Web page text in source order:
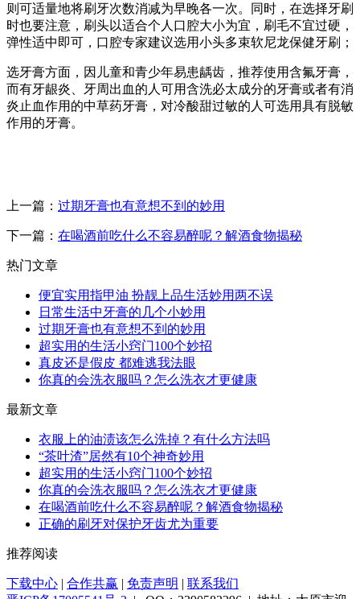
则可适量地将刷牙次数消减为早晚各一次。同时，在选择牙刷
时也要注意，刷头以适合个人口腔大小为宜，刷毛不宜过硬，
弹性适中即可，口腔专家建议选用小头多束软尼龙保健牙刷；
选牙膏方面，因儿童和青少年易患龋齿，推荐使用含氟牙膏，
而有牙龈炎、牙周出血的人可用含洗必太成分的牙膏或者有消
炎止血作用的中草药牙膏，对冷酸甜过敏的人可选用具有脱敏
作用的牙膏。
上一篇： 过期牙膏也有意想不到的妙用
下一篇： 在喝酒前吃什么不容易醉呢？解酒食物揭秘
热门文章
便宜实用指甲油 扮靓上品生活妙用两不误
日常生活中牙膏的几个小妙用
过期牙膏也有意想不到的妙用
超实用的生活小窍门100个妙招
真皮还是假皮 都难逃我法眼
你真的会洗衣服吗？怎么洗衣才更健康
最新文章
衣服上的油渍该怎么洗掉？有什么方法吗
“茶叶渣”居然有10个神奇妙用
超实用的生活小窍门100个妙招
你真的会洗衣服吗？怎么洗衣才更健康
在喝酒前吃什么不容易醉呢？解酒食物揭秘
正确的刷牙对保护牙齿尤为重要
推荐阅读
下载中心 | 合作共赢 | 免责声明 | 联系我们